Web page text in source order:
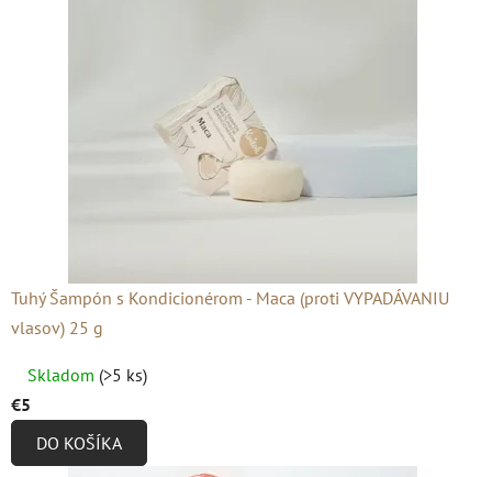
Tuhý Šampón s Kondicionérom - Maca (proti VYPADÁVANIU
vlasov) 25 g
hodnotenie
produktu
Skladom (>5 ks)
€5
DO KOŠÍKA